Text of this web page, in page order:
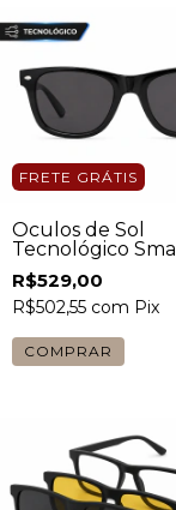
FRETE GRÁTIS
Óculos de Sol
Tecnológico
Shine Quadrado
Unissex
R$529,00
R$502,55 com Pix